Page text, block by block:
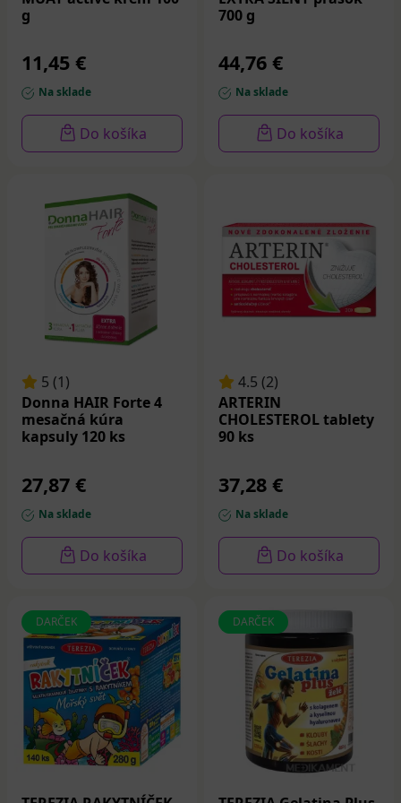
Firma GS sa každoročne na Vianoce pripraví
zaujímavou ponukou kvalitných produktov, ktoré sú
môžete napríklad
GS Eladen Premium, GS
Strong Multivitamín
GS Vitamín C 1000
g
11,45 €
Na sklade
Do košíka
700 g
44,76 €
Na sklade
Do košíka
5 (1)
Donna HAIR Forte 4
mesačná kúra
kapsuly 120 ks
27,87 €
Na sklade
Do košíka
4.5 (2)
ARTERIN
CHOLESTEROL tablety
90 ks
37,28 €
Na sklade
Do košíka
DARČEK DARČEK